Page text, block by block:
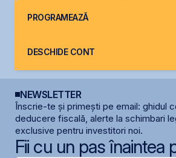
PROGRAMEAZĂ
DESCHIDE CONT
NEWSLETTER
Înscrie-te și primești pe email: ghidul
deducere fiscală, alerte la schimbari
exclusive pentru investitori noi.
Fii cu un pas înaintea